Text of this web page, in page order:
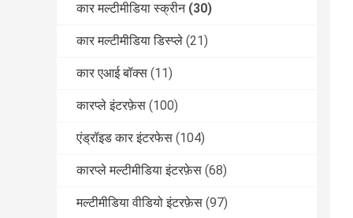
कार मल्टीमीडिया स्क्रीन (30)
कार मल्टीमीडिया डिस्प्ले (21)
कार एआई बॉक्स (11)
कारप्ले इंटरफ़ेस (100)
एंड्रॉइड कार इंटरफेस (104)
कारप्ले मल्टीमीडिया इंटरफ़ेस (68)
मल्टीमीडिया वीडियो इंटरफ़ेस (97)